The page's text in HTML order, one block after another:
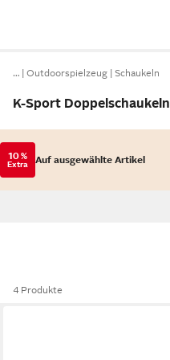
… Outdoorspielzeug Schaukeln
K-Sport Doppelschaukeln
10 %
Extra Auf ausgewählte Artikel
4 Produkte